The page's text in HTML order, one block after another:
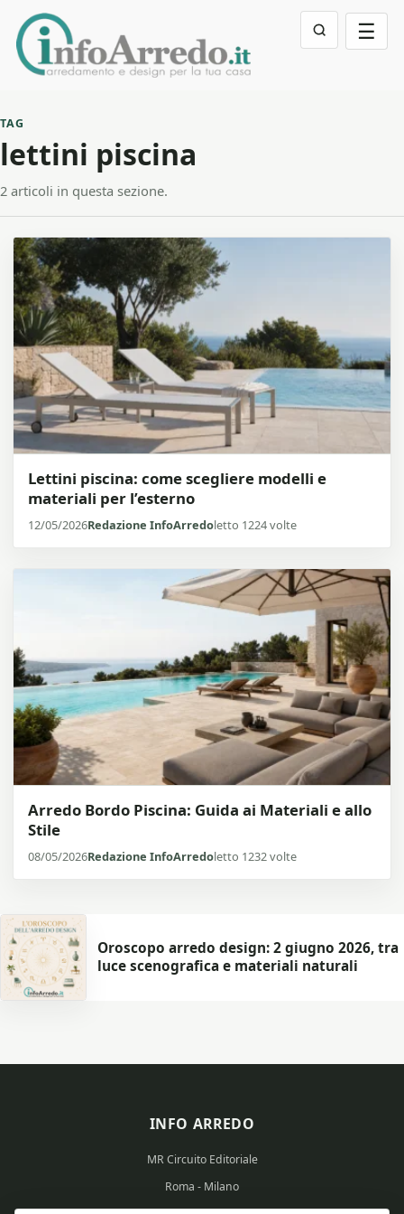
☰
TAG
lettini piscina
2 articoli in questa sezione.
Lettini piscina: come scegliere modelli e
materiali per l’esterno
12/05/2026Redazione InfoArredoletto 1224 volte
Arredo Bordo Piscina: Guida ai Materiali e allo
Stile
08/05/2026Redazione InfoArredoletto 1232 volte
Oroscopo arredo design: 2 giugno 2026, tra
luce scenografica e materiali naturali
INFO ARREDO
MR Circuito Editoriale
Roma - Milano